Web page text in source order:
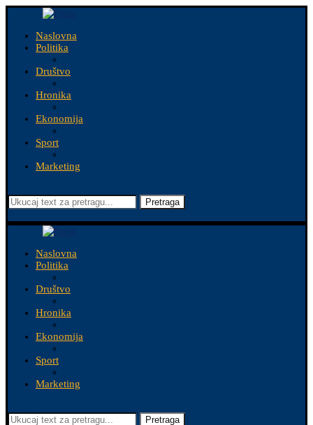
Naslovna
Politika
Društvo
Hronika
Ekonomija
Sport
Marketing
Pretraga
Naslovna
Politika
Društvo
Hronika
Ekonomija
Sport
Marketing
Pretraga